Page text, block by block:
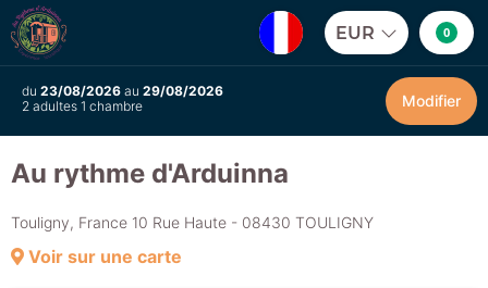
EUR 0
du 23/08/2026 au 29/08/2026
2 adultes 1 chambre
Modifier
Au rythme d'Arduinna
Touligny, France 10 Rue Haute - 08430 TOULIGNY
Voir sur une carte